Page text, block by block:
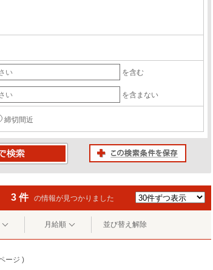
を含む
を含まない
締切間近
3 件 の情報が見つかりました
月給順 並び替え解除
ージ )